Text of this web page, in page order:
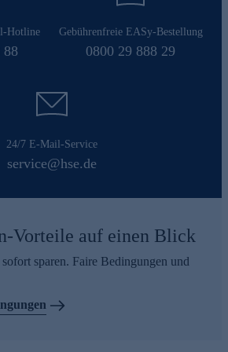
Hotline
88
Gebührenfreie EASy-Bestellung
0800 29 888 29
24/7 E-Mail-Service
service@hse.de
Vorteile auf einen Blick
sparen. Faire Bedingungen und